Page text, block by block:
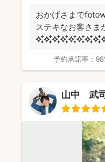
おかげさまで
ステキなお客さま
予約承諾率：
山中 武司